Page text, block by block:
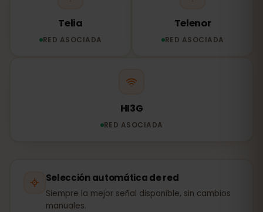
Telia
RED ASOCIADA
Telenor
RED ASOCIADA
HI3G
RED ASOCIADA
Selección automática de red
Siempre la mejor señal disponible, sin cambios
manuales.